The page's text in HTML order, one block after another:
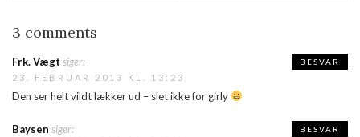
3 comments
Frk. Vægt siger:
23. FEBRUAR 2013 KL. 13:23
Den ser helt vildt lækker ud – slet ikke for girly
BESVAR
Baysen siger: BESVAR